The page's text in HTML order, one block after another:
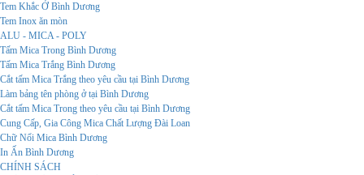
Tem Khắc Ở Bình Dương
Tem Inox ăn mòn
ALU - MICA - POLY
Tấm Mica Trong Bình Dương
Tấm Mica Trắng Bình Dương
Cắt tấm Mica Trắng theo yêu cầu tại Bình Dương
Làm bảng tên phòng ở tại Bình Dương
Cắt tấm Mica Trong theo yêu cầu tại Bình Dương
Cung Cấp, Gia Công Mica Chất Lượng Đài Loan
Chữ Nổi Mica Bình Dương
In Ấn Bình Dương
CHÍNH SÁCH